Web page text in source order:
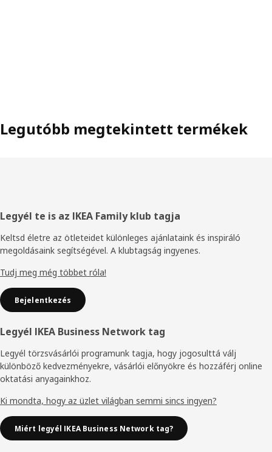
Legutóbb megtekintett termékek
Élőláb
Legyél te is az IKEA Family klub tagja
Keltsd életre az ötleteidet különleges ajánlataink és inspiráló
megoldásaink segítségével. A klubtagság ingyenes.
Tudj meg még többet róla!
Bejelentkezés
Legyél IKEA Business Network tag
Legyél törzsvásárlói programunk tagja, hogy jogosulttá válj
különböző kedvezményekre, vásárlói előnyökre és hozzáférj online
oktatási anyagainkhoz.
Ki mondta, hogy az üzlet világban semmi sincs ingyen?
Miért legyél IKEA Business Network tag?